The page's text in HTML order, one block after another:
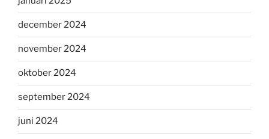
december 2024
november 2024
oktober 2024
september 2024
juni 2024